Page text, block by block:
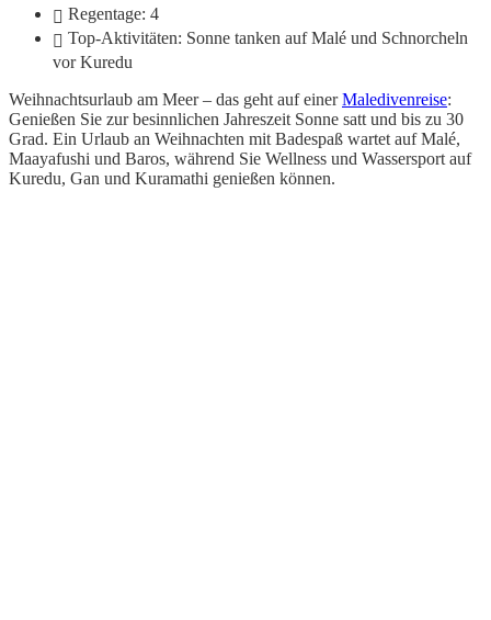
Regentage: 4
Top-Aktivitäten: Sonne tanken auf Malé und Schnorcheln
vor Kuredu
Weihnachtsurlaub am Meer – das geht auf einerMaledivenreise:
Genießen Sie zur besinnlichen Jahreszeit Sonne satt und bis zu 30
Grad. Ein Urlaub an Weihnachten mit Badespaß wartet auf Malé,
Maayafushi und Baros, während Sie Wellness und Wassersport auf
Kuredu, Gan und Kuramathi genießen können.